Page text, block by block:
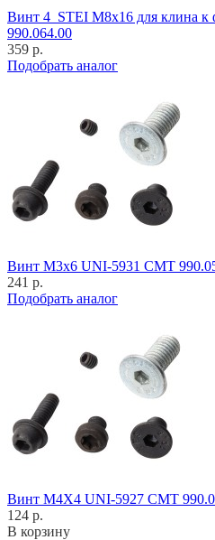
Винт 4_STEI M8x16 для клина к
990.064.00
359 р.
Подобрать аналог
Винт M3x6 UNI-5931 CMT
241 р.
Подобрать аналог
Винт M4X4 UNI-5927 CMT
124 р.
В корзину